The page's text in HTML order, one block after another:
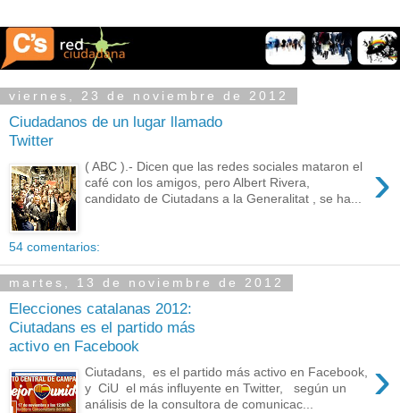
viernes, 23 de noviembre de 2012
Ciudadanos de un lugar llamado
Twitter
›
( ABC ).- Dicen que las redes sociales mataron el
café con los amigos, pero Albert Rivera,
candidato de Ciutadans a la Generalitat , se ha...
54 comentarios:
martes, 13 de noviembre de 2012
Elecciones catalanas 2012:
Ciutadans es el partido más
activo en Facebook
›
Ciutadans, es el partido más activo en Facebook,
y CiU el más influyente en Twitter, según un
análisis de la consultora de comunicac...